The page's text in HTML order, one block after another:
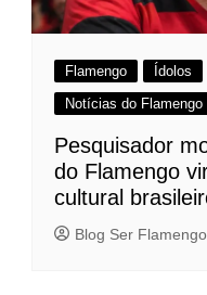
Flamengo Ídolos
Notícias do Flamengo
Pesquisador
do Flamengo
cultural
Blog Ser Flamengo